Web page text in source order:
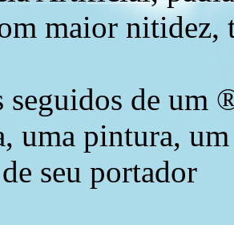
maior nitidez,
seguidos de um
uma pintura,
seu portador